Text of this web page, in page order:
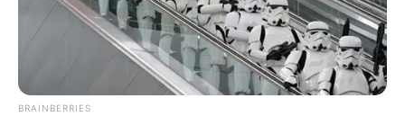
BRAINBERRIES